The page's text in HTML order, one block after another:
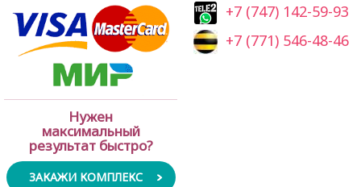
Нужен
максимальный
результат быстро?
ЗАКАЖИ КОМПЛЕКС
+7 (747) 142-59-93
+7 (771) 546-48-46